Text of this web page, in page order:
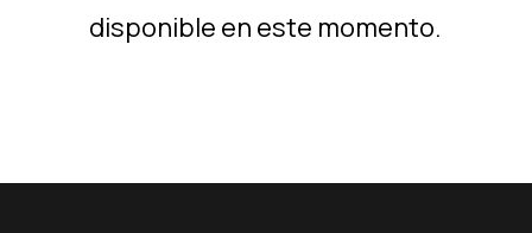
disponible en este momento.